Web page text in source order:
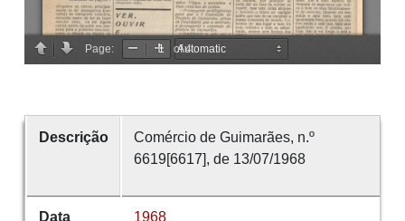
Descrição
Comércio de Guimarães, n.º
6619[6617], de 13/07/1968
Data 1968